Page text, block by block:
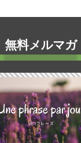
無料メルマガ